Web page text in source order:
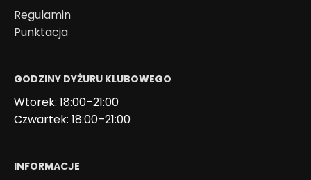
Regulamin
Punktacja
GODZINY DYŻURU KLUBOWEGO
Wtorek: 18:00–21:00
Czwartek: 18:00–21:00
INFORMACJE